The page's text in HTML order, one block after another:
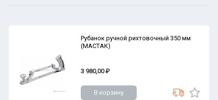
Рубанок ручной рихтовочный 350 мм
(МАСТАК)
3 980,00 ₽
В корзину